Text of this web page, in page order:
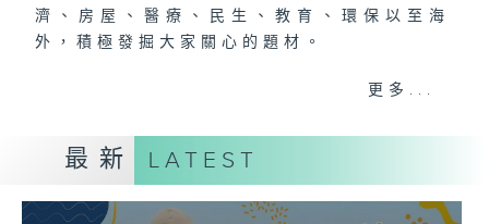
濟、房屋、醫療、民生、教育、環保以至海
外，積極發掘大家關心的題材。
《鏗鏘集》是一個團隊，每個星期，無論晴天
更多...
最新 LATEST